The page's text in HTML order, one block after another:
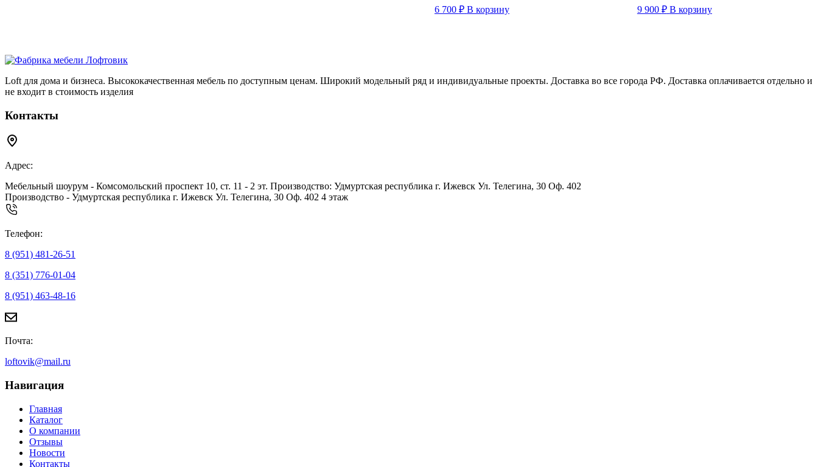
6 700 ₽ В корзину 9 900 ₽ В корзину
Loft для дома и бизнеса. Высококачественная мебель по доступным ценам. Широкий модельный ряд и индивидуальные проекты. Доставка во все города РФ. Доставка оплачивается отдельно и
не входит в стоимость изделия
Контакты
Адрес:
Мебельный шоурум - Комсомольский проспект 10, ст. 11 - 2 эт. Производство: Удмуртская республика г. Ижевск Ул. Телегина, 30 Оф. 402
Производство - Удмуртская республика г. Ижевск Ул. Телегина, 30 Оф. 402 4 этаж
Телефон:
8 (951) 481-26-51
8 (351) 776-01-04
8 (951) 463-48-16
Почта:
loftovik@mail.ru
Навигация
Главная
Каталог
О компании
Отзывы
Новости
Контакты